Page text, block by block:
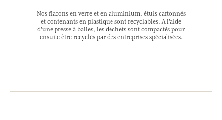
Nos flacons en verre et en aluminium, étuis cartonnés
et contenants en plastique sont recyclables. A l’aide
d’une presse à balles, les déchets sont compactés pour
ensuite être recyclés par des entreprises spécialisées.